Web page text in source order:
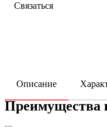
Связаться
Описание
Преимущества